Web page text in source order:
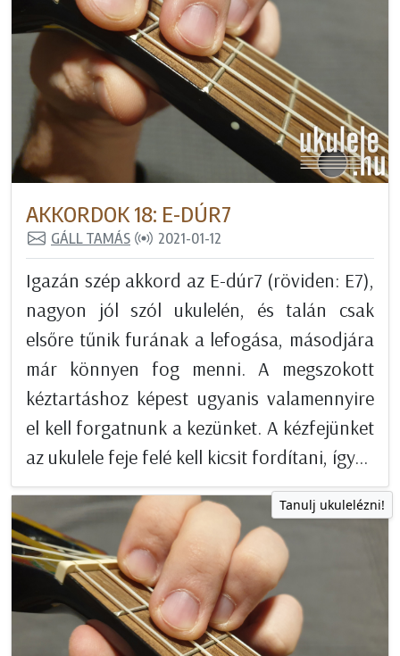
AKKORDOK 18: E-DÚR7
GÁLL TAMÁS 2021-01-12
Igazán szép akkord az E-dúr7 (röviden: E7),
nagyon jól szól ukulelén, és talán csak
elsőre tűnik furának a lefogása, másodjára
már könnyen fog menni. A megszokott
kéztartáshoz képest ugyanis valamennyire
el kell forgatnunk a kezünket. A kézfejünket
az ukulele feje felé kell kicsit fordítani, így...
Tanulj ukulelézni!